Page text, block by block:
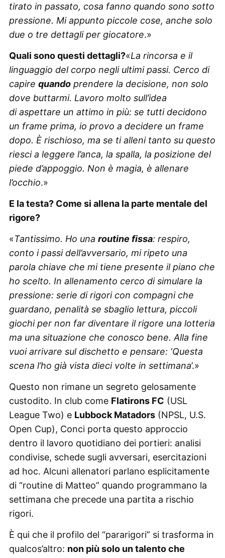
tirato in passato, cosa fanno quando sono sotto
pressione. Mi appunto piccole cose, anche solo
due o tre dettagli per giocatore.»
Quali sono questi dettagli?«La rincorsa e il
linguaggio del corpo negli ultimi passi. Cerco di
capire quandoprendere la decisione, non solo
dove buttarmi. Lavoro molto sull’idea
di aspettare un attimo in più: se tutti decidono
un frame prima, io provo a decidere un frame
dopo. È rischioso, ma se ti alleni tanto su questo
riesci a leggere l’anca, la spalla, la posizione del
piede d’appoggio. Non è magia, è allenare
l’occhio.»
E la testa? Come si allena la parte mentale del
rigore?
«Tantissimo. Ho una routine fissa: respiro,
conto i passi dell’avversario, mi ripeto una
parola chiave che mi tiene presente il piano che
ho scelto. In allenamento cerco di simulare la
pressione: serie di rigori con compagni che
guardano, penalità se sbaglio lettura, piccoli
giochi per non far diventare il rigore una lotteria
ma una situazione che conosco bene. Alla fine
vuoi arrivare sul dischetto e pensare: ‘Questa
scena l’ho già vista dieci volte in settimana’.»
Questo non rimane un segreto gelosamente
custodito. In club come Flatirons FC (USL
League Two) e Lubbock Matadors(NPSL, U.S.
Open Cup), Conci porta questo approccio
dentro il lavoro quotidiano dei portieri: analisi
condivise, schede sugli avversari, esercitazioni
ad hoc. Alcuni allenatori parlano esplicitamente
di “routine di Matteo” quando programmano la
settimana che precede una partita a rischio
rigori.
È qui che il profilo del “pararigori” si trasforma in
qualcos’altro: non più solo un talento che